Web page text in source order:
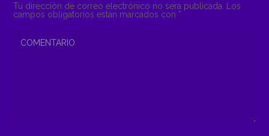
Tu dirección de correo electrónico no será publicada.
Los
campos obligatorios están marcados con *